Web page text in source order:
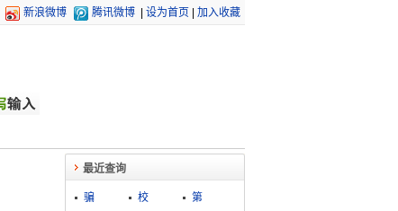
新浪微博 腾讯微博 设为首页 加入收藏
最近查询
骗 校
第